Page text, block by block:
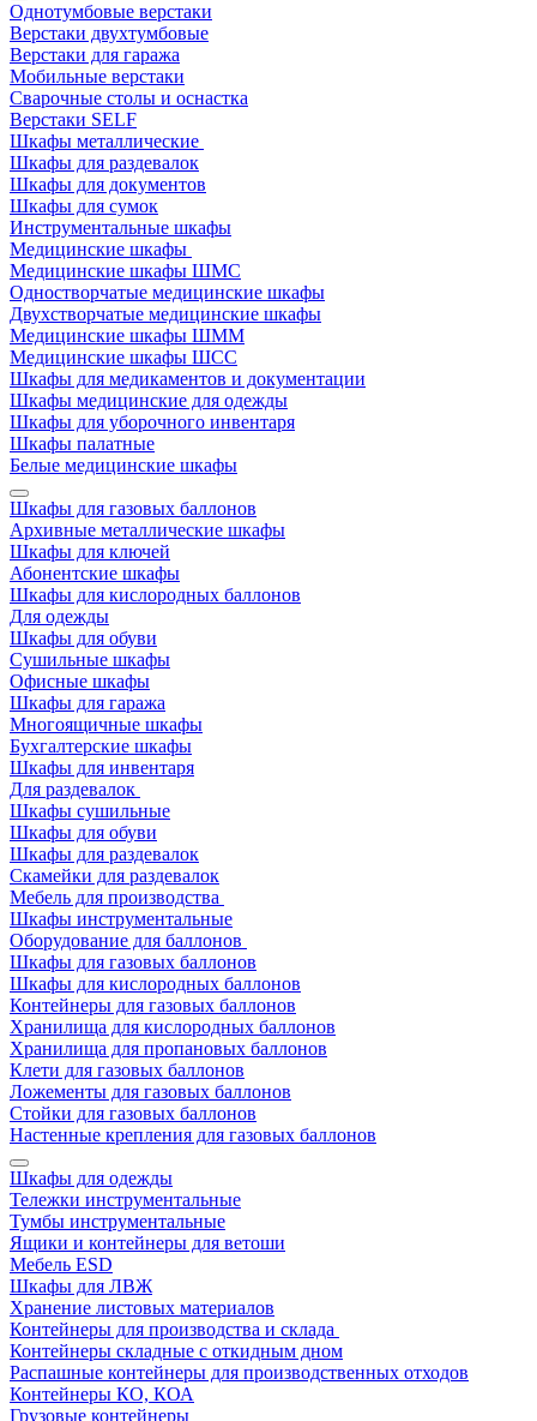
Однотумбовые верстаки
Верстаки двухтумбовые
Верстаки для гаража
Мобильные верстаки
Сварочные столы и оснастка
Верстаки SELF
Шкафы металлические
Шкафы для раздевалок
Шкафы для документов
Шкафы для сумок
Инструментальные шкафы
Медицинские шкафы
Медицинские шкафы ШМС
Одностворчатые медицинские шкафы
Двухстворчатые медицинские шкафы
Медицинские шкафы ШММ
Медицинские шкафы ШСС
Шкафы для медикаментов и документации
Шкафы медицинские для одежды
Шкафы для уборочного инвентаря
Шкафы палатные
Белые медицинские шкафы
Шкафы для газовых баллонов
Архивные металлические шкафы
Шкафы для ключей
Абонентские шкафы
Шкафы для кислородных баллонов
Для одежды
Шкафы для обуви
Сушильные шкафы
Офисные шкафы
Шкафы для гаража
Многоящичные шкафы
Бухгалтерские шкафы
Шкафы для инвентаря
Для раздевалок
Шкафы сушильные
Шкафы для обуви
Шкафы для раздевалок
Скамейки для раздевалок
Мебель для производства
Шкафы инструментальные
Оборудование для баллонов
Шкафы для газовых баллонов
Шкафы для кислородных баллонов
Контейнеры для газовых баллонов
Хранилища для кислородных баллонов
Хранилища для пропановых баллонов
Клети для газовых баллонов
Ложементы для газовых баллонов
Стойки для газовых баллонов
Настенные крепления для газовых баллонов
Шкафы для одежды
Тележки инструментальные
Тумбы инструментальные
Ящики и контейнеры для ветоши
Мебель ESD
Шкафы для ЛВЖ
Хранение листовых материалов
Контейнеры для производства и склада
Контейнеры складные с откидным дном
Распашные контейнеры для производственных отходов
Контейнеры КО, КОА
Грузовые контейнеры